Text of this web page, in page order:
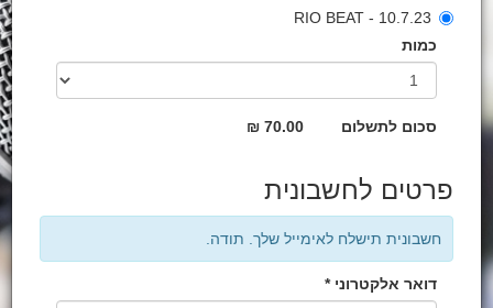
10.7.23 - RIO BEAT
כמות
סכום לתשלום 70.00 ₪
פרטים לחשבונית
חשבונית תישלח לאימייל שלך. תודה.
דואר אלקטרוני *